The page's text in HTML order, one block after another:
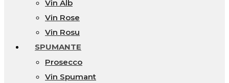
Vin Alb
Vin Rose
Vin Rosu
SPUMANTE
Prosecco
Vin Spumant